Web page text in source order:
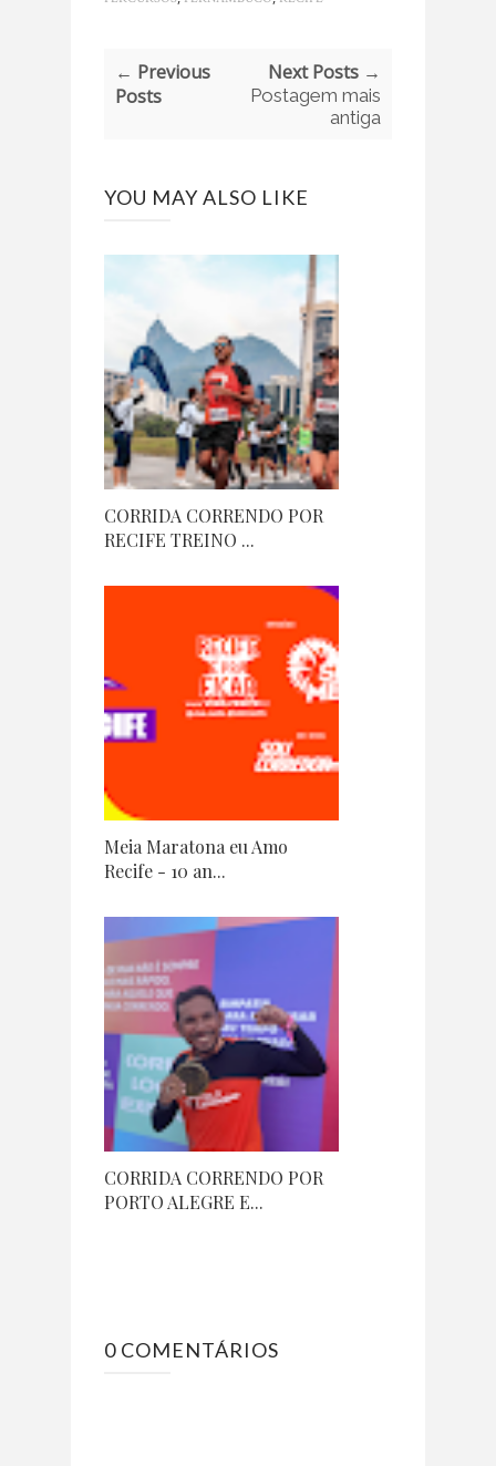
← Previous
Posts
Next Posts →
Postagem mais
antiga
YOU MAY ALSO LIKE
CORRIDA CORRENDO POR
RECIFE TREINO ...
Meia Maratona eu Amo
Recife - 10 an...
CORRIDA CORRENDO POR
PORTO ALEGRE E...
0 COMENTÁRIOS